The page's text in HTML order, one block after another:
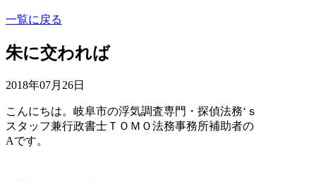
一覧に戻る
朱に交われば
2018年07月26日
こんにちは。岐阜市の浮気調査専門・探偵法務‘ｓ
スタッフ兼行政書士ＴＯＭＯ法務事務所補助者の
Aです。